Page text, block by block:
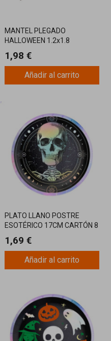
MANTEL PLEGADO
HALLOWEEN 1.2x1.8
1,98 €
Añadir al carrito
PLATO LLANO POSTRE
ESOTÉRICO 17CM CARTÓN 8
1,69 €
Añadir al carrito